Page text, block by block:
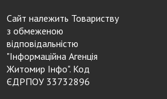
Сайт належить Товариству
з обмеженою
відповідальністю
"Інформаційна Агенція
Житомир Інфо". Код
ЄДРПОУ 33732896